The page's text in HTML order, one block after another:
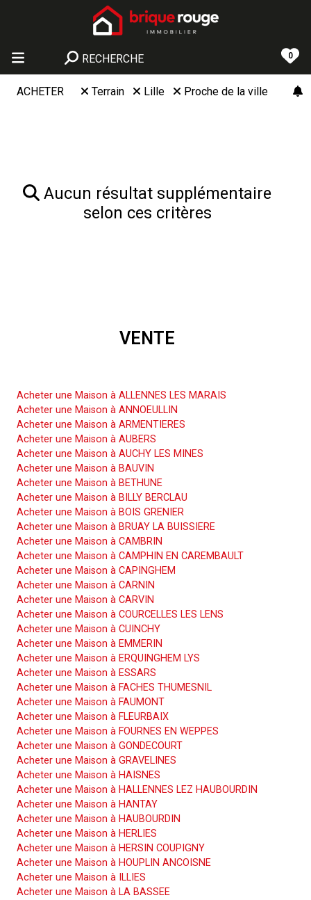
RECHERCHE 0
ACHETER Terrain Lille Proche de la ville
Aucun résultat supplémentaire
selon ces critères
VENTE
Acheter une Maison à ALLENNES LES MARAIS
Acheter une Maison à ANNOEULLIN
Acheter une Maison à ARMENTIERES
Acheter une Maison à AUBERS
Acheter une Maison à AUCHY LES MINES
Acheter une Maison à BAUVIN
Acheter une Maison à BETHUNE
Acheter une Maison à BILLY BERCLAU
Acheter une Maison à BOIS GRENIER
Acheter une Maison à BRUAY LA BUISSIERE
Acheter une Maison à CAMBRIN
Acheter une Maison à CAMPHIN EN CAREMBAULT
Acheter une Maison à CAPINGHEM
Acheter une Maison à CARNIN
Acheter une Maison à CARVIN
Acheter une Maison à COURCELLES LES LENS
Acheter une Maison à CUINCHY
Acheter une Maison à EMMERIN
Acheter une Maison à ERQUINGHEM LYS
Acheter une Maison à ESSARS
Acheter une Maison à FACHES THUMESNIL
Acheter une Maison à FAUMONT
Acheter une Maison à FLEURBAIX
Acheter une Maison à FOURNES EN WEPPES
Acheter une Maison à GONDECOURT
Acheter une Maison à GRAVELINES
Acheter une Maison à HAISNES
Acheter une Maison à HALLENNES LEZ HAUBOURDIN
Acheter une Maison à HANTAY
Acheter une Maison à HAUBOURDIN
Acheter une Maison à HERLIES
Acheter une Maison à HERSIN COUPIGNY
Acheter une Maison à HOUPLIN ANCOISNE
Acheter une Maison à ILLIES
Acheter une Maison à LA BASSEE